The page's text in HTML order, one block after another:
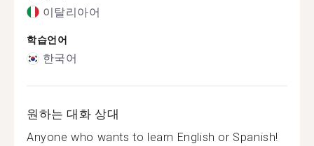
이탈리아어
학습언어
한국어
원하는 대화 상대
Anyone who wants to learn English or Spanish!